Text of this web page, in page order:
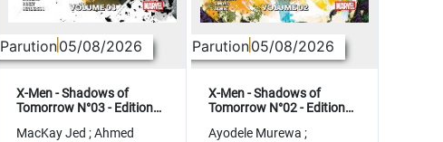
Parution05/08/2026
X-Men - Shadows of
Tomorrow N°03 - Edition
MacKay Jed ;Ahmed
Parution05/08/2026
X-Men - Shadows of
Tomorrow N°02 - Edition
Ayodele Murewa ;